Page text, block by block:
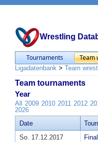
Wrestling
Tournaments Team
Ligadatenbank > Team
Team tournaments
Year
All 2009 2010 2011 2012
2026
Date
So. 17.12.2017